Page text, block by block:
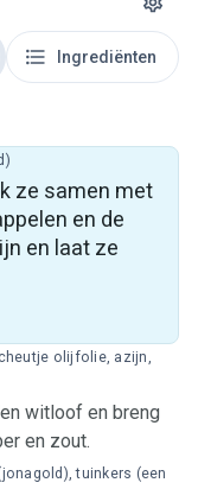
Ingrediënten
ze samen met
en de
en laat ze
witloof en breng
en zout.
olijfolie, azijn,
tuinkers (een